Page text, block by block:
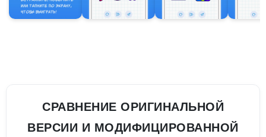
СРАВНЕНИЕ ОРИГИНАЛЬНОЙ
ВЕРСИИ И МОДИФИЦИРОВАННОЙ